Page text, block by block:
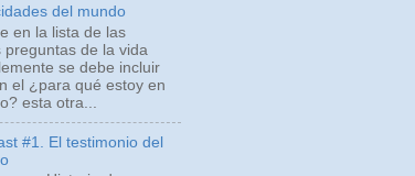
del mundo
en la lista de las
preguntas de la vida
se debe incluir
el ¿para qué estoy en
esta otra...
#1. El testimonio del